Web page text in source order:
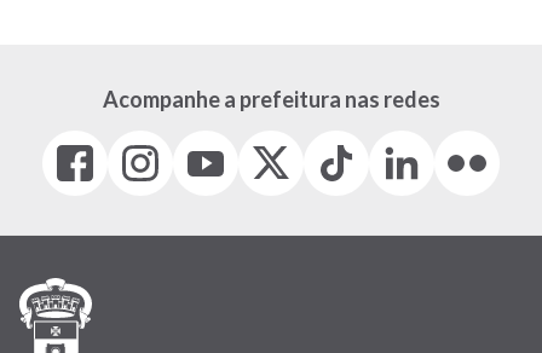
Acompanhe a prefeitura nas redes
Facebook
(link
em
janela)
Instagram
(link
em
(link
em
(Antigo
(link
Tiktok
(link
em
LinkedIn
(link
em
(link
em